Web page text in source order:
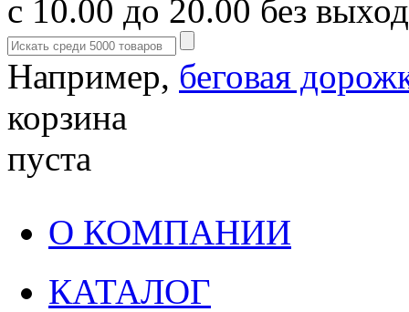
с 10.00 до 20.00 без
Например, беговая
корзина
пуста
О КОМПАНИИ
КАТАЛОГ